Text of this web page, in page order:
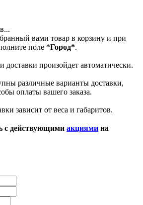
вами товар в корзину и при
поле *Город*.
произойдет автоматически.
различные варианты доставки,
оплаты вашего заказа.
зависит от веса и габаритов.
с действующими акциями на